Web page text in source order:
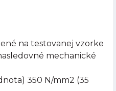
na testovanej vzorke
mechanické
350 N/mm2 (35